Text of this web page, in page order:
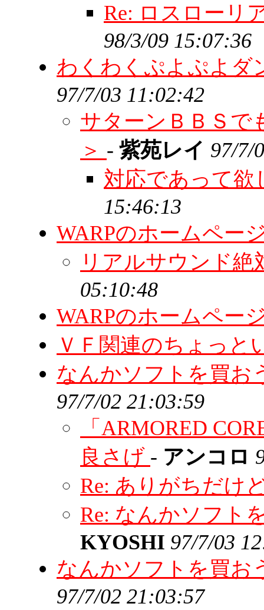
Re: ロスローリ
98/3/09 15:07:36
わくわくぷよぷよ
97/7/03 11:02:42
サターンＢＢＳで
＞ - 紫苑レイ 97/7/
対応であって
15:46:13
WARPのホームペー
リアルサウンド
05:10:48
WARPのホームペー
ＶＦ関連のちょっと
なんかソフトを買お
97/7/02 21:03:59
「ARMORED
良さげ - アンコロ
Re: ありがちだけ
Re: なんかソフト
KYOSHI 97/7/03
なんかソフトを買お
97/7/02 21:03:57